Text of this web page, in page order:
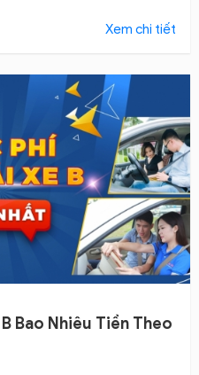
Xem chi tiết
Bao Nhiêu Tiền Theo